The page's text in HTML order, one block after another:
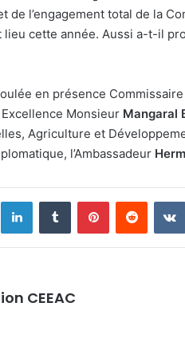
de l’engagement total de la
cette année. Aussi a-t-il
en présence
Monsieur Mangaral
Agriculture et
l’Ambassadeur
LinkedInTumblr PinterestReddit
CEEAC